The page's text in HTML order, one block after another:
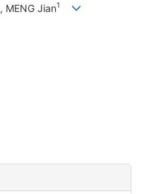
, MENG Jian1